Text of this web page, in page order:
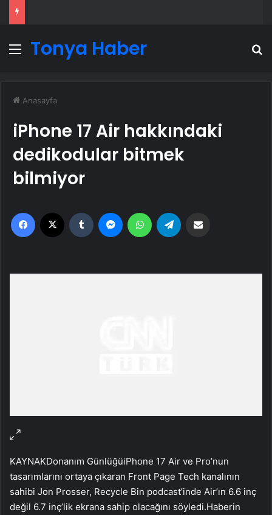
Menü
Tonya Haber
Anasayfa
iPhone 17 Air hakkındaki
dedikodular bitmek
bilmiyor
Facebook Tumblr MessengerWhatsApp
KAYNAKDonanım GünlüğüiPhone 17 Air ve Pro’nun
tasarımlarını ortaya çıkaran Front Page Tech kanalının
sahibi Jon Prosser, Recycle Bin podcast’inde Air’ın 6.6 inç
değil 6.7 inç’lik ekrana sahip olacağını söyledi.Haberin